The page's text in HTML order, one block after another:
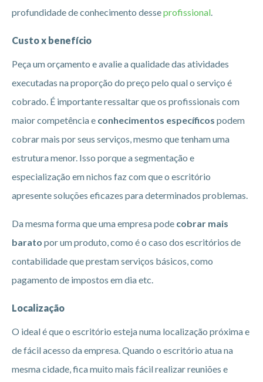
profundidade de conhecimento desseprofissional.
Custo x benefício
Peça um orçamento e avalie a qualidade das atividades
executadas na proporção do preço pelo qual o serviço é
cobrado. É importante ressaltar que os profissionais com
maior competência e conhecimentos específicos podem
cobrar mais por seus serviços, mesmo que tenham uma
estrutura menor. Isso porque a segmentação e
especialização em nichos faz com que o escritório
apresente soluções eficazes para determinados problemas.
Da mesma forma que uma empresa pode cobrar mais
barato por um produto, como é o caso dos escritórios de
contabilidade que prestam serviços básicos, como
pagamento de impostos em dia etc.
Localização
O ideal é que o escritório esteja numa localização próxima e
de fácil acesso da empresa. Quando o escritório atua na
mesma cidade, fica muito mais fácil realizar reuniões e